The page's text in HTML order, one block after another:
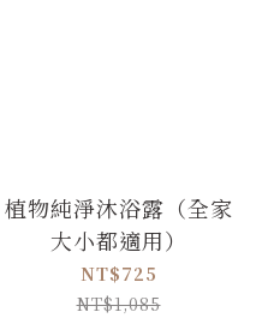
植物純淨沐浴露（全家
大小都適用）
NT$725
NT$1,085